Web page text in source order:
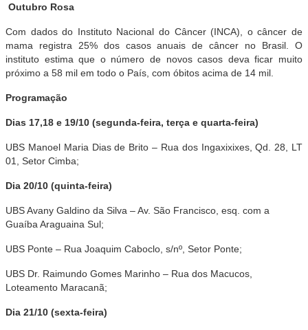
Outubro Rosa
Com dados do Instituto Nacional do Câncer (INCA), o câncer de
mama registra 25% dos casos anuais de câncer no Brasil. O
instituto estima que o número de novos casos deva ficar muito
próximo a 58 mil em todo o País, com óbitos acima de 14 mil.
Programação
Dias 17,18 e 19/10 (segunda-feira, terça e quarta-feira)
UBS Manoel Maria Dias de Brito – Rua dos Ingaxixixes, Qd. 28, LT
01, Setor Cimba;
Dia 20/10 (quinta-feira)
UBS Avany Galdino da Silva – Av. São Francisco, esq. com a
Guaíba Araguaina Sul;
UBS Ponte – Rua Joaquim Caboclo, s/nº, Setor Ponte;
UBS Dr. Raimundo Gomes Marinho – Rua dos Macucos,
Loteamento Maracanã;
Dia 21/10 (sexta-feira)